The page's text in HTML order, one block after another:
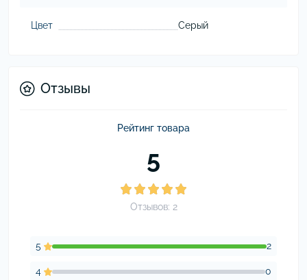
Цвет Серый
Отзывы
Рейтинг товара
5
Отзывов: 2
5 2
4 0